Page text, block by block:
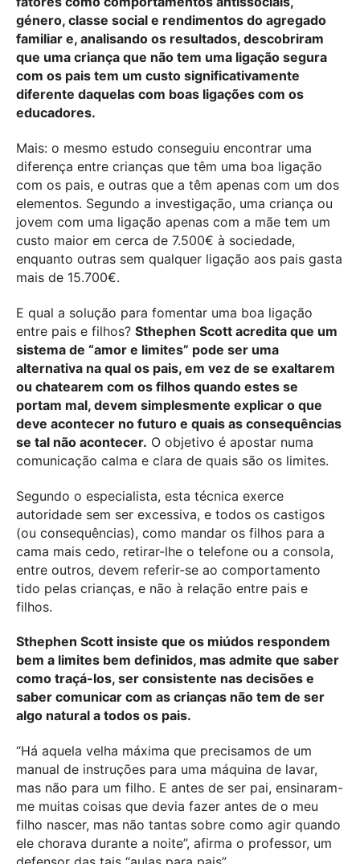
género, classe social e rendimentos do agregado
familiar e, analisando os resultados, descobriram
que uma criança que não tem uma ligação segura
com os pais tem um custo significativamente
diferente daquelas com boas ligações com os
educadores.
Mais: o mesmo estudo conseguiu encontrar uma
diferença entre crianças que têm uma boa ligação
com os pais, e outras que a têm apenas com um dos
elementos. Segundo a investigação, uma criança ou
jovem com uma ligação apenas com a mãe tem um
custo maior em cerca de 7.500€ à sociedade,
enquanto outras sem qualquer ligação aos pais gasta
mais de 15.700€.
E qual a solução para fomentar uma boa ligação
entre pais e filhos? Sthephen Scott acredita que um
sistema de “amor e limites” pode ser uma
alternativa na qual os pais, em vez de se exaltarem
ou chatearem com os filhos quando estes se
portam mal, devem simplesmente explicar o que
deve acontecer no futuro e quais as consequências
se tal não acontecer. O objetivo é apostar numa
comunicação calma e clara de quais são os limites.
Segundo o especialista, esta técnica exerce
autoridade sem ser excessiva, e todos os castigos
(ou consequências), como mandar os filhos para a
cama mais cedo, retirar-lhe o telefone ou a consola,
entre outros, devem referir-se ao comportamento
tido pelas crianças, e não à relação entre pais e
filhos.
Sthephen Scott insiste que os miúdos respondem
bem a limites bem definidos, mas admite que saber
como traçá-los, ser consistente nas decisões e
saber comunicar com as crianças não tem de ser
algo natural a todos os pais.
“Há aquela velha máxima que precisamos de um
manual de instruções para uma máquina de lavar,
mas não para um filho. E antes de ser pai, ensinaram-
me muitas coisas que devia fazer antes de o meu
filho nascer, mas não tantas sobre como agir quando
ele chorava durante a noite”, afirma o professor, um